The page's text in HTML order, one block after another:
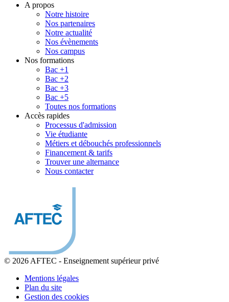
A propos
Notre histoire
Nos partenaires
Notre actualité
Nos évènements
Nos campus
Nos formations
Bac +1
Bac +2
Bac +3
Bac +5
Toutes nos formations
Accès rapides
Processus d'admission
Vie étudiante
Métiers et débouchés professionnels
Financement & tarifs
Trouver une alternance
Nous contacter
© 2026 AFTEC - Enseignement supérieur privé
Mentions légales
Plan du site
Gestion des cookies